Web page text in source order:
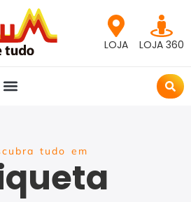
LOJA LOJA 360
tudo em